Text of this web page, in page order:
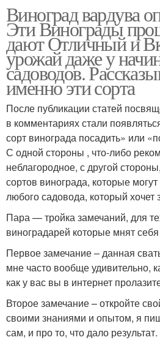
Виноград вардува
Эти Винограды
дают Отличный и
урожай даже у
садоводов.
именно эти сорта
После публикации статей
в комментариях стали
сорт винограда посадить» или
С одной стороны , что-либо
неблагородное, с другой
сортов винограда, которые
любого садовода, который хочет
Пара — тройка замечаний, для
виноградарей которые мнят
Первое замечание – данная
мне часто вообще удивительно,
как у вас вы в интернет
Второе замечание – откройте
своими знаниями и опытом, я
сам, и про то, что дало результат.